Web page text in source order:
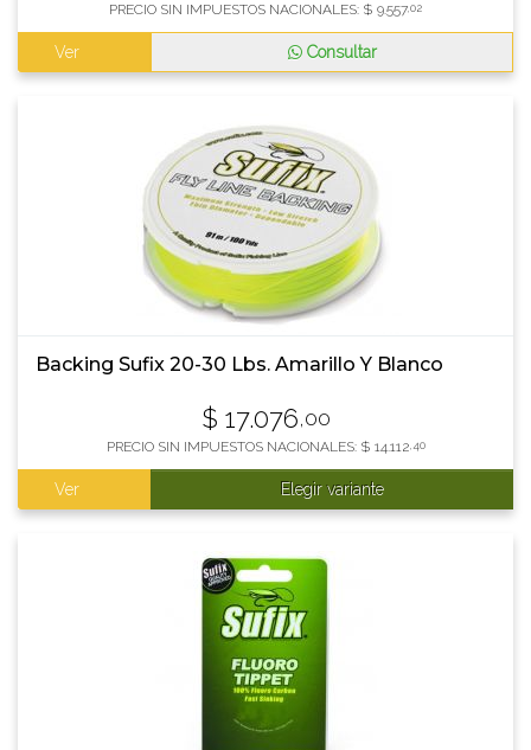
PRECIO SIN IMPUESTOS NACIONALES: $ 9.557,02
Ver Consultar
Backing Sufix 20-30 Lbs. Amarillo Y Blanco
$ 17.076,00
PRECIO SIN IMPUESTOS NACIONALES: $ 14.112 ,40
Ver Elegir variante